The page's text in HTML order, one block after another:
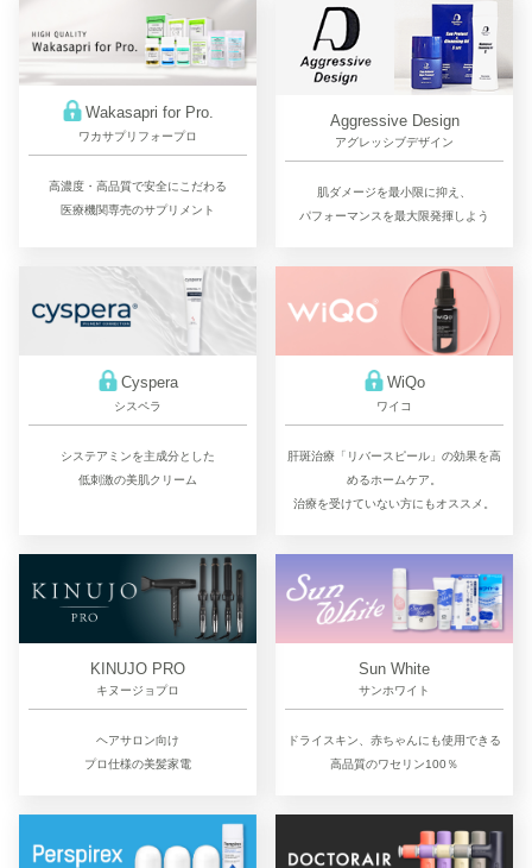
Wakasapri for Pro.
ワカサプリフォープロ
高濃度・高品質で安全にこだわる
医療機関専売のサプリメント
Aggressive Design
アグレッシブデザイン
肌ダメージを最小限に抑え、
パフォーマンスを最大限発揮しよう
Cyspera
シスペラ
システアミンを主成分とした
低刺激の美肌クリーム
WiQo
ワイコ
肝斑治療「リバースピール」の効果を高
めるホームケア。
治療を受けていない方にもオススメ。
KINUJO PRO
キヌージョプロ
ヘアサロン向け
プロ仕様の美髪家電
Sun White
サンホワイト
ドライスキン、赤ちゃんにも使用できる
高品質のワセリン100％